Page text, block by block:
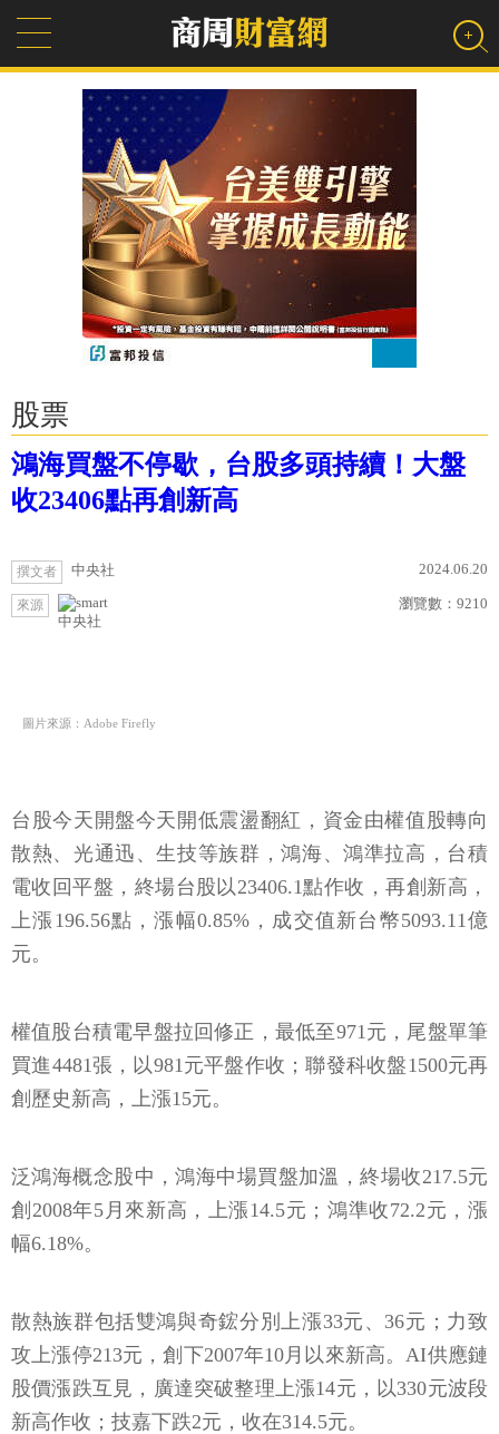
股票
鴻海買盤不停歇，台股多頭持續！大盤
收23406點再創新高
撰文者 中央社 2024.06.20
來源
中央社
瀏覽數： 9210
圖片來源：Adobe Firefly
台股今天開盤今天開低震盪翻紅，資金由權值股轉向
散熱、光通迅、生技等族群，鴻海、鴻準拉高，台積
電收回平盤，終場台股以23406.1點作收，再創新高，
上漲196.56點，漲幅0.85%，成交值新台幣5093.11億
元。
權值股台積電早盤拉回修正，最低至971元，尾盤單筆
買進4481張，以981元平盤作收；聯發科收盤1500元再
創歷史新高，上漲15元。
泛鴻海概念股中，鴻海中場買盤加溫，終場收217.5元
創2008年5月來新高，上漲14.5元；鴻準收72.2元，漲
幅6.18%。
散熱族群包括雙鴻與奇鋐分別上漲33元、36元；力致
攻上漲停213元，創下2007年10月以來新高。AI供應鏈
股價漲跌互見，廣達突破整理上漲14元，以330元波段
新高作收；技嘉下跌2元，收在314.5元。